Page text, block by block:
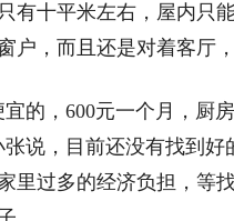
有十平米左右，屋内只
户，而且还是对着客厅
，600元一个月，厨
说，目前还没有找到
里过多的经济负担，等